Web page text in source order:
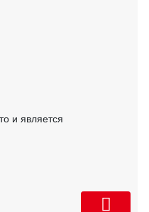
и является